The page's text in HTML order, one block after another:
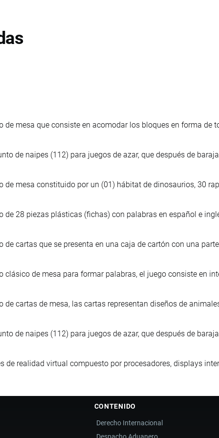
de mesa que consiste en acomodar los bloques en forma de
de naipes (112) para juegos de azar, que después de
de mesa constituido por un (01) hábitat de dinosaurios, 30
de 28 piezas plásticas (fichas) con palabras en español e
de cartas que se presenta en una caja de cartón con una
clásico de mesa para formar palabras, el juego consiste en
de cartas de mesa, las cartas representan diseños de
de naipes (112) para juegos de azar, que después de
de realidad virtual compuesto por procesadores, displays
CONTENIDO
Derecho Internacional